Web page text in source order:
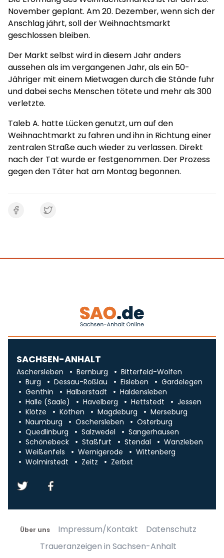
November geplant. Am 20. Dezember, wenn sich der
Anschlag jährt, soll der Weihnachtsmarkt
geschlossen bleiben.
Der Markt selbst wird in diesem Jahr anders
aussehen als im vergangenen Jahr, als ein 50-
Jähriger mit einem Mietwagen durch die Stände fuhr
und dabei sechs Menschen tötete und mehr als 300
verletzte.
Taleb A. hatte Lücken genutzt, um auf den
Weihnachtmarkt zu fahren und ihn in Richtung einer
zentralen Straße auch wieder zu verlassen. Direkt
nach der Tat wurde er festgenommen. Der Prozess
gegen den Täter hat am Montag begonnen.
SACHSEN-ANHALT
Aschersleben Bernburg
Bitterfeld-Wolfen
Burg
Dessau-Roßlau Eisleben
Gardelegen
Genthin
Halberstadt
Haldensleben
Halle (Saale)
Havelberg Hettstedt
Jessen
Klötze
Köthen Magdeburg
Merseburg
Naumburg
Oschersleben
Osterburg
Quedlinburg
Salzwedel
Sangerhausen
Schönebeck
Staßfurt Stendal
Wanzleben
Weißenfels
Wernigerode
Wittenberg
Wolmirstedt
Zeitz Zerbst
Über uns Impressum/Kontakt
Datenschutz
Traueranzeigen in Sachsen-Anhalt